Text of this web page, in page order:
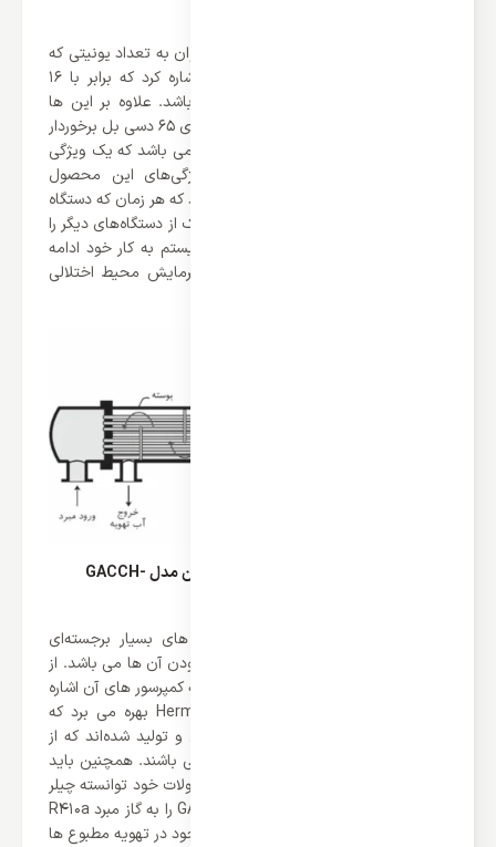
از ویژگی های برجسته این محصول می‌توان به تعداد یونیتی که
به این چیلر مدولار متصل می شوند اشاره کرد که برابر با 16
دستگاه می باشد که رقم چشمگیری می‌باشد. علاوه بر این ها
باید اشاره کرد که این محصول تنها از صدای 65 دسی بل برخوردار
می‌باشد که اندازه یک کولر گازی معمولی می باشد که یک ویژگی
مثبت محسوب می شود. از دیگر ویژگی‌های این محصول
می‌توان به راه‌اندازی پشتیبان آن اشاره کرد که هر زمان که دستگاه
اصلی دچار نقص فنی شود، می‌توان هر یک از دستگاه‌های دیگر را
به عنوان دستگاه اصلی انتخاب کرد تا سیستم به کار خود ادامه
دهد و در روال کار تولید سرمایش و گرمایش محیط اختلالی
ویژگی ها برجسته چیلر مدولار سری H گرین مدل GACCH-
چیلر مدولار های برند گرین از ویژگی های بسیار برجسته‌ای
برخوردار می باشند که از دلایل پرطرفدار بودن آن ها می باشد. از
بارز ترین ویژگی این محصول می توان به کمپرسور های آن اشاره
کرد که از دو عدد کمپرسور Hermetic Scroll بهره می برد که
توسط برند کوپ لند (Copeland) طراحی و تولید شده‌اند که از
راندمان و عملکرد بسیار بالای برخوردار می باشند. همچنین باید
اشاره کرد که برند گرین همانند دیگر محصولات خود توانسته چیلر
مدولار سری H گرین مدل GACCH-65P3T1 را به گاز مبرد R410a
مجهز کند که یکی از بهترین مبرد های موجود در تهویه مطبوع ها